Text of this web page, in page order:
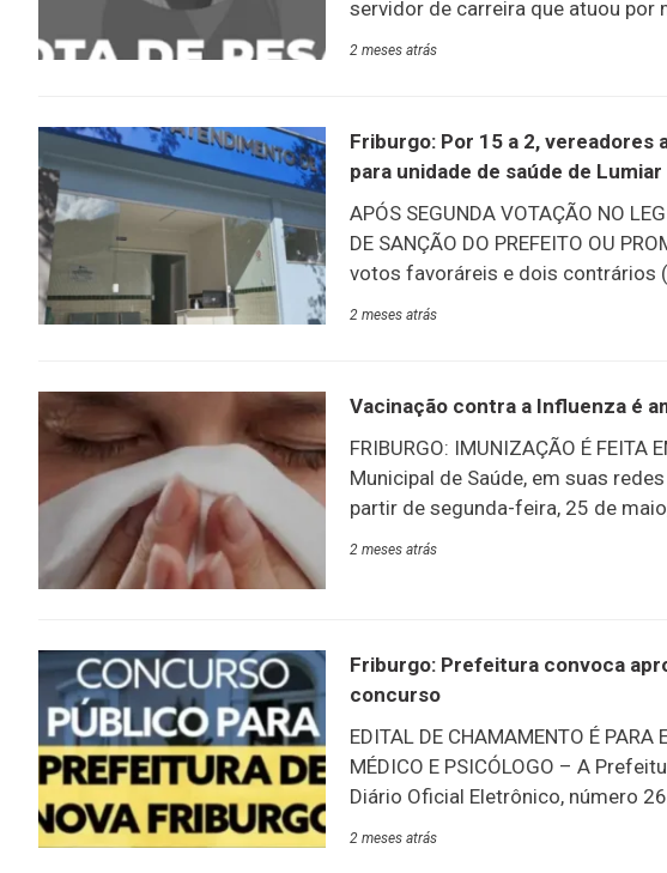
servidor de carreira que atuou
Hospital Municipal Raul Sertã.
feira, 3/6, no Cemitério Luterano.
CONTEÚDO COMPLETO DO
2 meses atrás
Friburgo: Por 15 a 2, vereadores
para unidade de saúde de Lumiar
APÓS SEGUNDA VOTAÇÃO NO
DE SANÇÃO DO PREFEITO OU
votos favoráreis e dois contrários
Schuabb), a Câmara de Nova
da Silva Cardoso Stulpen Veiga. A
Johnny Maycon que, em caso de
sanção do próprio Legislativo. A
de moradores dos
2 meses atrás
Vacinação contra a Influenza é
FRIBURGO: IMUNIZAÇÃO É FEITA
Municipal de Saúde, em suas
partir de segunda-feira, 25 de
toda a população a partir dos seis
casos, evoluir para quadros
e pessoas com doenças crônicas.
2 meses atrás
Friburgo: Prefeitura convoca
concurso
EDITAL DE CHAMAMENTO É PARA
MÉDICO E PSICÓLOGO – A
Diário Oficial Eletrônico, número
novo chamamento de
2 meses atrás